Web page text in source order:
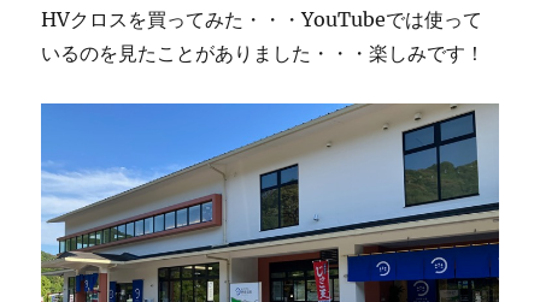
HVクロスを買ってみた・・・YouTubeでは使って
いるのを見たことがありました・・・楽しみです！